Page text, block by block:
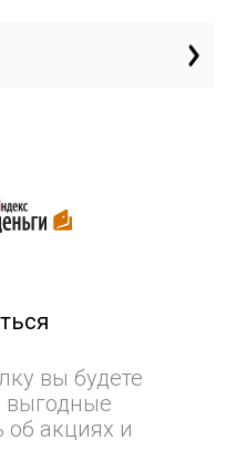
вы будете
выгодные
об акциях и